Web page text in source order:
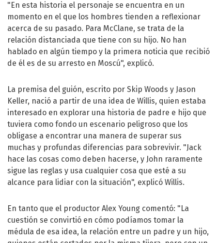
"En esta historia el personaje se encuentra en un
momento en el que los hombres tienden a reflexionar
acerca de su pasado. Para McClane, se trata de la
relación distanciada que tiene con su hijo. No han
hablado en algún tiempo y la primera noticia que recibió
de él es de su arresto en Moscú", explicó.
La premisa del guión, escrito por Skip Woods y Jason
Keller, nació a partir de una idea de Willis, quien estaba
interesado en explorar una historia de padre e hijo que
tuviera como fondo un escenario peligroso que los
obligase a encontrar una manera de superar sus
muchas y profundas diferencias para sobrevivir. "Jack
hace las cosas como deben hacerse, y John raramente
sigue las reglas y usa cualquier cosa que esté a su
alcance para lidiar con la situación", explicó Willis.
En tanto que el productor Alex Young comentó: "La
cuestión se convirtió en cómo podíamos tomar la
médula de esa idea, la relación entre un padre y un hijo,